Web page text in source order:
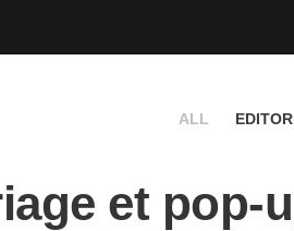
ALL
et pop-